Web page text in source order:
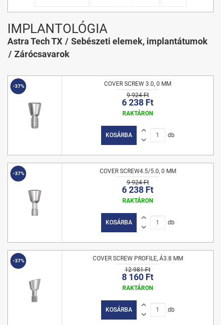
IMPLANTOLÓGIA
Astra Tech TX
Sebészeti elemek, implantátumok
Zárócsavarok
-37%
COVER SCREW 3.0, 0 MM
9 924 Ft
6 238 Ft
RAKTÁRON
KOSÁRBA db
-37%
COVER SCREW4.5/5.0, 0 MM
9 924 Ft
6 238 Ft
RAKTÁRON
KOSÁRBA db
-37%
COVER SCREW PROFILE, Á3.8 MM
12 981 Ft
8 160 Ft
RAKTÁRON
KOSÁRBA db